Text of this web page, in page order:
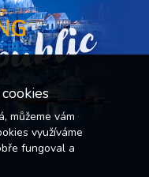
můžeme vám
využíváme
fungoval a